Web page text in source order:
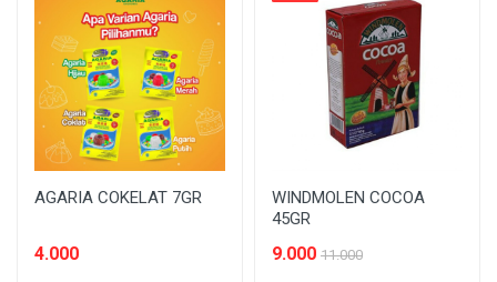
AGARIA COKELAT 7GR
4.000
WINDMOLEN COCOA
45GR
9.000 11.000